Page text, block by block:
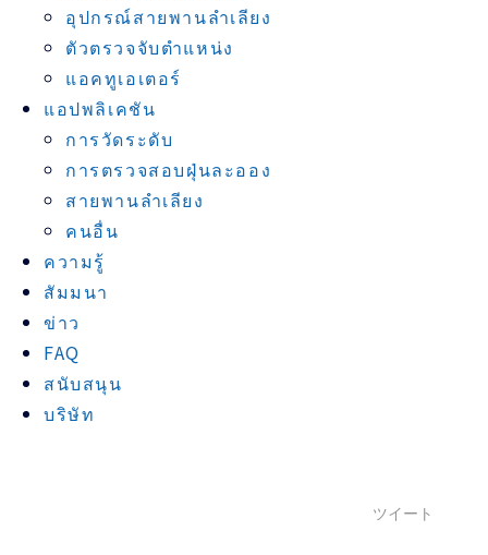
อุปกรณ์สายพานลำเลียง
ตัวตรวจจับตำแหน่ง
แอคทูเอเตอร์
แอปพลิเคชัน
การวัดระดับ
การตรวจสอบฝุ่นละออง
สายพานลำเลียง
คนอื่น
ความรู้
สัมมนา
ข่าว
FAQ
สนับสนุน
บริษัท
ツイート